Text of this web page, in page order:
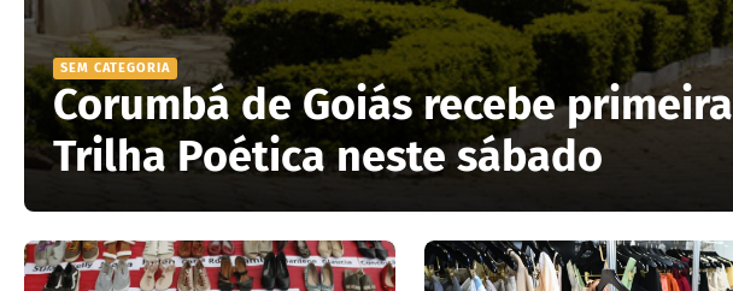
SEM CATEGORIA
Corumbá de Goiás recebe primeira
Trilha Poética neste sábado